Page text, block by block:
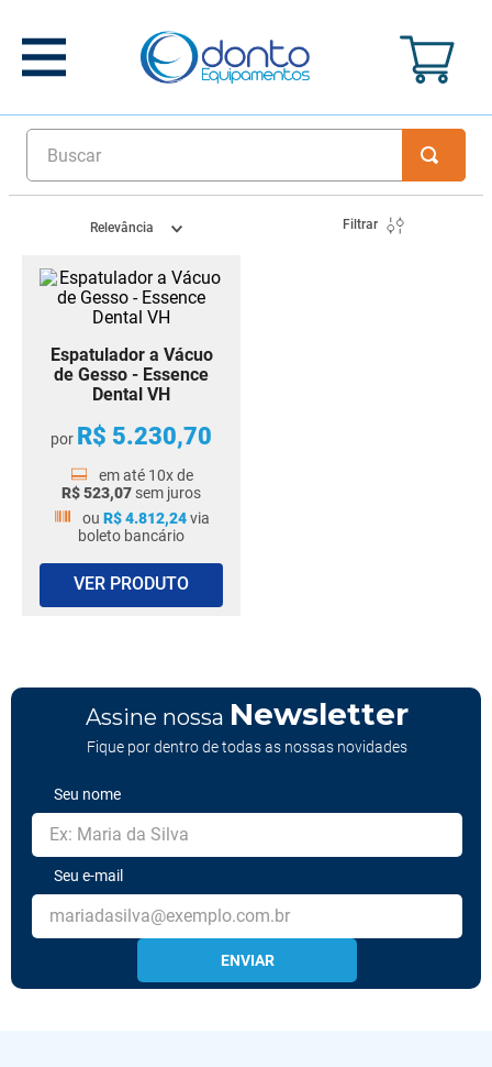
Buscar
Relevância Filtrar
Espatulador a Vácuo
de Gesso - Essence
Dental VH
por R$ 5.230,70
em até 10x de
R$523,07 sem juros
ou R$ 4.812,24via
boleto bancário
VER PRODUTO
Assine nossa Newsletter
Fique por dentro de todas as nossas novidades
Seu nome
Seu e-mail
ENVIAR